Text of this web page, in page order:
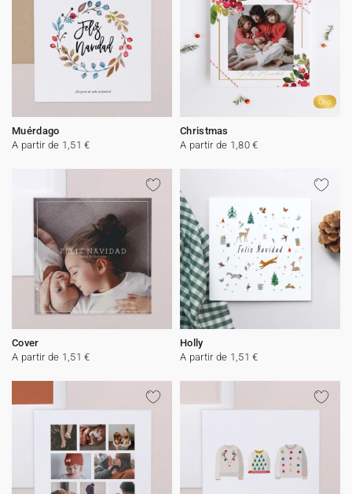
Muérdago
A partir de 1,51 €
Oro
Christmas
A partir de 1,80 €
Cover
A partir de 1,51 €
Holly
A partir de 1,51 €